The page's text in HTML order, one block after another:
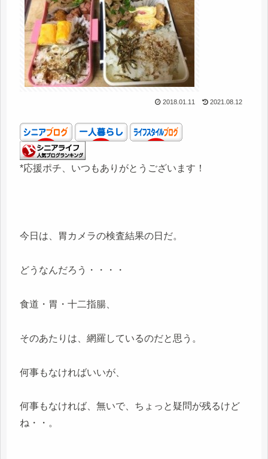
2018.01.11 2021.08.12
*応援ポチ、いつもありがとうございます！
今日は、胃カメラの検査結果の日だ。
どうなんだろう・・・・
食道・胃・十二指腸、
そのあたりは、網羅しているのだと思う。
何事もなければいいが、
何事もなければ、無いで、ちょっと疑問が残るけど
ね・・。